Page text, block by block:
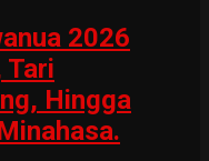
2026
Tari
Hingga